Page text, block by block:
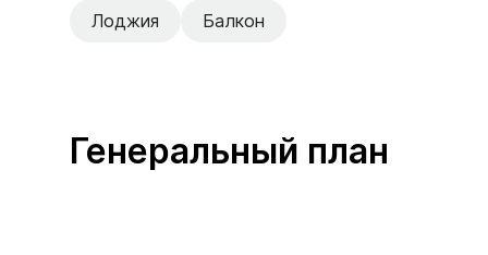
Лоджия Балкон
Генеральный план